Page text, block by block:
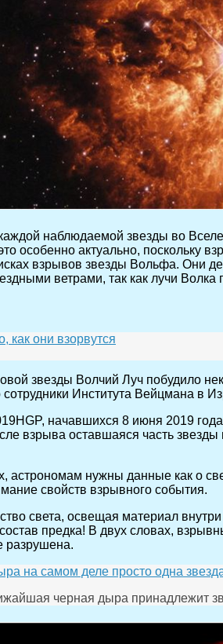
наблюдаемой звезды во
особенно актуально,
взрывов звезды Вольфа. Они
ветрами, так как лучи
как они взорвутся
звезды Волчий Луч побудило
Института Вейцмана в
начавшихся 8 июня 2019
взрыва оставшаяся часть
нужны данные как о
свойств взрывного события.
света, освещая материал
предка! В двух словах,
разрушена.
на самом деле просто одна
черная дыра